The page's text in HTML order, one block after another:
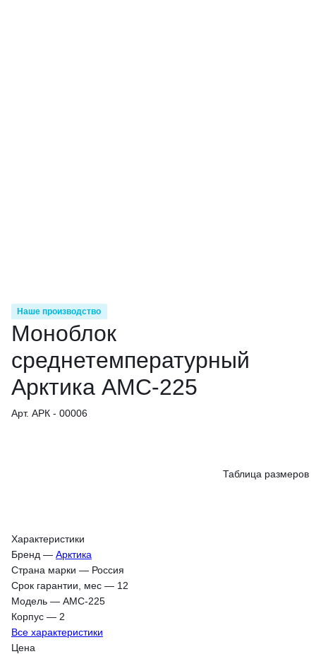
Наше производство
Моноблок
среднетемпературный
Арктика АМС-225
Арт. АРК - 00006
Таблица размеров
Характеристики
Бренд — Арктика
Страна марки — Россия
Срок гарантии, мес — 12
Модель — АМС-225
Корпус — 2
Все характеристики
Цена